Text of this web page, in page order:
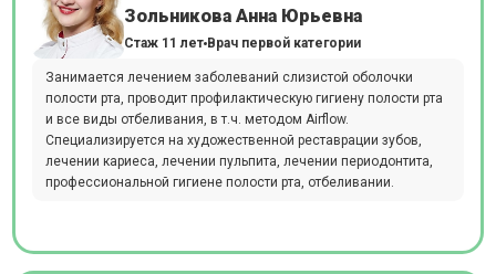
Зольникова Анна Юрьевна
Стаж 11 лет Врач первой категории
Занимается лечением заболеваний слизистой оболочки
полости рта, проводит профилактическую гигиену полости рта
и все виды отбеливания, в т.ч. методом Airflow.
Специализируется на художественной реставрации зубов,
лечении кариеса, лечении пульпита, лечении периодонтита,
профессиональной гигиене полости рта, отбеливании.